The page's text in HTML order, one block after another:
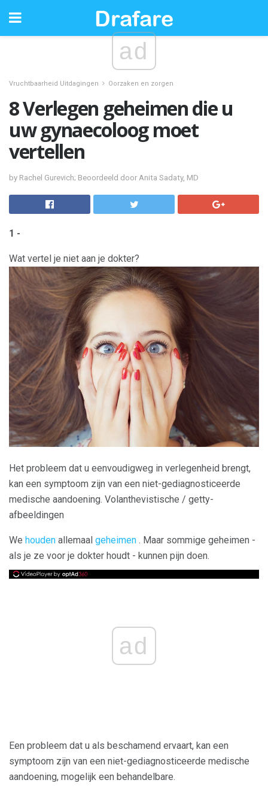
ad
Vruchtbaarheid Uitdagingen Oorzaken en zorgen
8 Verlegen geheimen die u
uw gynaecoloog moet
vertellen
by Rachel Gurevich; Beoordeeld door Anita Sadaty, MD
1 -
Wat vertel je niet aan je dokter?
Het probleem dat u eenvoudigweg in verlegenheid brengt,
kan een symptoom zijn van een niet-gediagnosticeerde
medische aandoening. Volanthevistische / getty-
afbeeldingen
We houden allemaal geheimen . Maar sommige geheimen -
als je ze voor je dokter houdt - kunnen pijn doen.
ad
Een probleem dat u als beschamend ervaart, kan een
symptoom zijn van een niet-gediagnosticeerde medische
aandoening, mogelijk een behandelbare.